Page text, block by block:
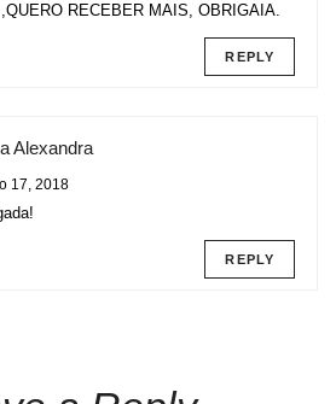
RECEBER MAIS, OBRIGAIA.
REPLY
Alexandra
17, 2018
REPLY